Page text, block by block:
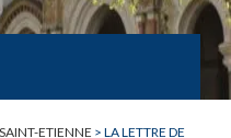
ETIENNE > LA LETTRE DE